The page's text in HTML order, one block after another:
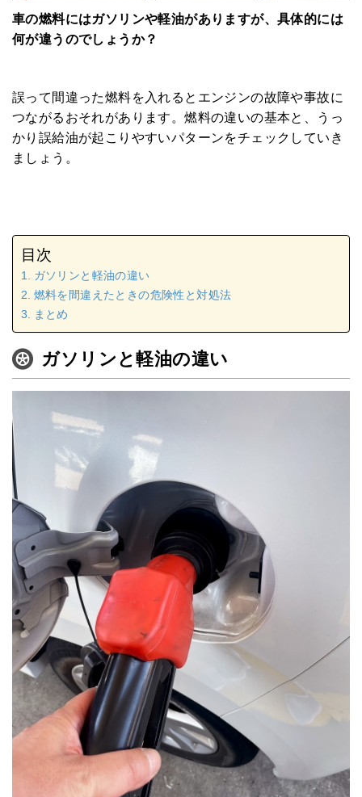
車の燃料にはガソリンや軽油がありますが、具体的には
何が違うのでしょうか？
誤って間違った燃料を入れるとエンジンの故障や事故に
つながるおそれがあります。燃料の違いの基本と、うっ
かり誤給油が起こりやすいパターンをチェックしていき
ましょう。
目次
ガソリンと軽油の違い
燃料を間違えたときの危険性と対処法
まとめ
ガソリンと軽油の違い